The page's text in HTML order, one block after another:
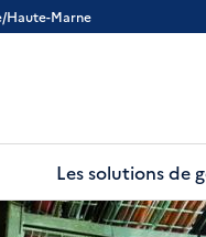
Haute-Marne
Les solutions de